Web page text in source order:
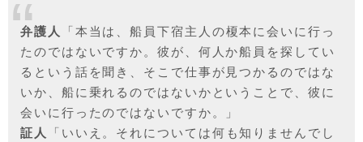
弁護人
「本当は、船員下宿主人の榎本に会いに行っ
たのではないですか。彼が、何人か船員を探してい
るという話を聞き、そこで仕事が見つかるのではな
いか、船に乗れるのではないかということで、彼に
会いに行ったのではないですか。」
証人
「いいえ。それについては何も知りませんでし